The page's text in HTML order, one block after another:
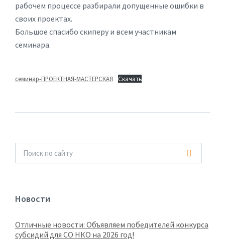
рабочем процессе разбирали допущенные ошибки в
своих проектах.
Большое спасибо скиперу и всем участникам
семинара.
семинар-ПРОЕКТНАЯ-МАСТЕРСКАЯ Скачать
Новости
Отличные новости: Объявляем победителей конкурса
субсидий для СО НКО на 2026 год!